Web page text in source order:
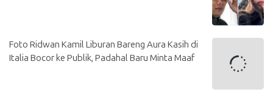
Foto Ridwan Kamil Liburan Bareng Aura Kasih di
Italia Bocor ke Publik, Padahal Baru Minta Maaf